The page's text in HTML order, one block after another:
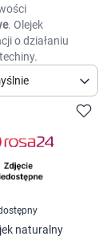
. Olejek
o działaniu
naturalny